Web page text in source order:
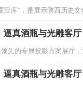
宝库”，是展示陕西历史
逼真酒瓶与光雕客厅
先的专属投影方案展厅
逼真酒瓶与光雕客厅